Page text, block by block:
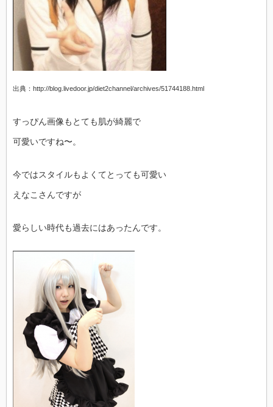
出典：http://blog.livedoor.jp/diet2channel/archives/51744188.html
すっぴん画像もとても肌が綺麗で
可愛いですね〜。
今ではスタイルもよくてとっても可愛い
えなこさんですが
愛らしい時代も過去にはあったんです。